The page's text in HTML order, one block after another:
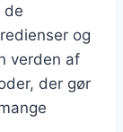
de
og
verden af
der gør